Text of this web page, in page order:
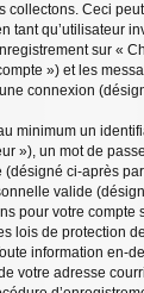
collectons. Ceci
tant qu’utilisateur
sur «
») et les
connexion
minimum un
»), un mot de
ci-après
valide
pour votre compte
lois de protection
information en-
votre adresse